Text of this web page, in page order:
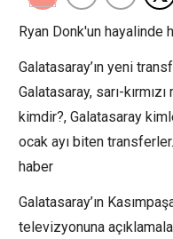
Ryan Donk'un hayalinde
Galatasaray’ın yeni
Galatasaray, sarı-
kimdir?, Galatasaray
ocak ayı biten
haber
Galatasaray’ın
televizyonuna